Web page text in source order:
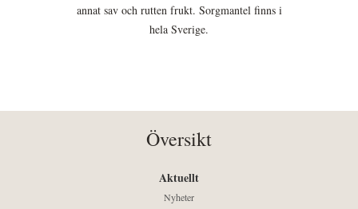
annat sav och rutten frukt. Sorgmantel finns i
hela Sverige.
Översikt
Aktuellt
Nyheter